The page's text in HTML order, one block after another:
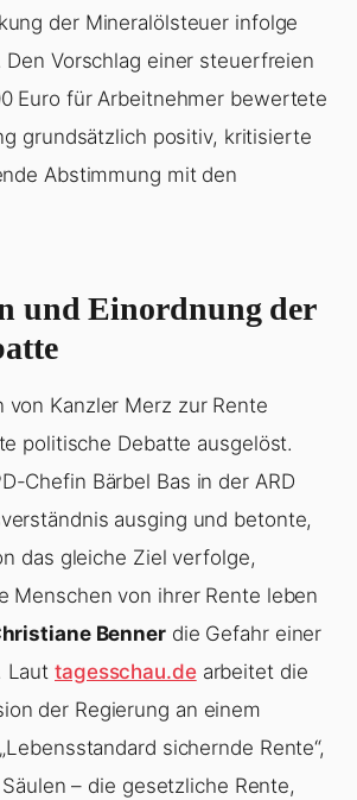
der Mineralölsteuer infolge
Den Vorschlag einer steuerfreien
Euro für Arbeitnehmer bewertete
grundsätzlich positiv, kritisierte
Abstimmung mit den
und Einordnung der
von Kanzler Merz zur Rente
politische Debatte ausgelöst.
Chefin Bärbel Bas in der ARD
ausging und betonte,
das gleiche Ziel verfolge,
Menschen von ihrer Rente leben
Bennerdie Gefahr einer
Laut tagesschau.dearbeitet die
der Regierung an einem
sichernde Rente“,
– die gesetzliche Rente,